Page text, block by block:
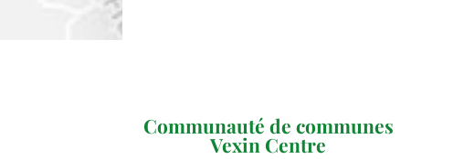
Communauté de communes
Vexin Centre